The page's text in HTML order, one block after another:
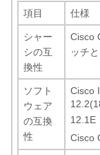
項目 仕様
シャー
シの互
換性
Cisco
ッチ
ソフト
ウェア
の互換
性
Cisco
12.1E
Cisco